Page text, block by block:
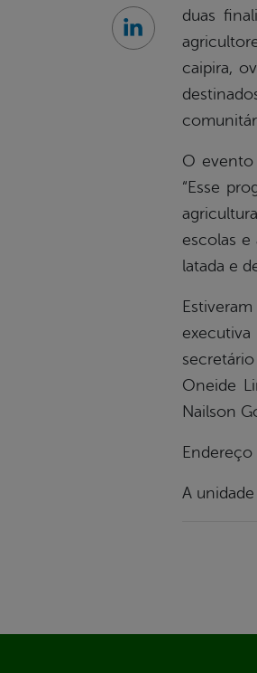
duas
caipira,
O evento
“Esse
escolas
latada e
Oneide
Nailson
Endereço
A
Linkedin